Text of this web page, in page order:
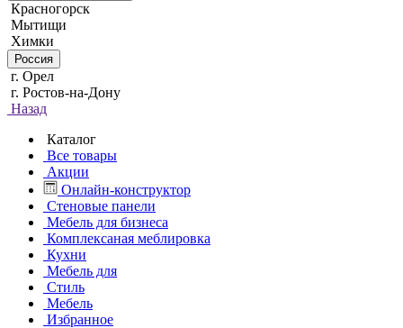
Красногорск
Мытищи
Химки
Россия
г. Орел
г. Ростов-на-Дону
Назад
Каталог
Все товары
Акции
Онлайн-конструктор
Стеновые панели
Мебель для бизнеса
Комплексаная меблировка
Кухни
Мебель для
Стиль
Мебель
Избранное